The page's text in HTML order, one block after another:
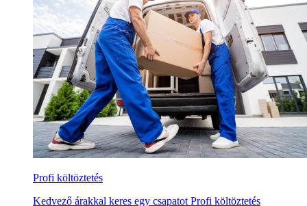
Profi költöztetés
Kedvező árakkal keres egy csapatot Profi költöztetés